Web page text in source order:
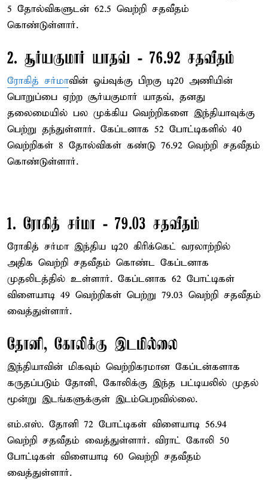
5 தோல்விகளுடன் 62.5 வெற்றி சதவீதம்
கொண்டுள்ளார்.
2. சூர்யகுமார் யாதவ் - 76.92 சதவீதம்
ரோகித் சர்மாவின் ஓய்வுக்கு பிறகு டி20 அணியின்
பொறுப்பை ஏற்ற சூர்யகுமார் யாதவ், தனது
தலைமையில் பல முக்கிய வெற்றிகளை இந்தியாவுக்கு
பெற்று தந்துள்ளார். கேப்டனாக 52 போட்டிகளில் 40
வெற்றிகள் 8 தோல்விகள் கண்டு 76.92 வெற்றி சதவீதம்
கொண்டுள்ளார்.
1. ரோகித் சர்மா - 79.03 சதவீதம்
ரோகித் சர்மா இந்திய டி20 கிரிக்கெட் வரலாற்றில்
அதிக வெற்றி சதவீதம் கொண்ட கேப்டனாக
முதலிடத்தில் உள்ளார். கேப்டனாக 62 போட்டிகள்
விளையாடி 49 வெற்றிகள் பெற்று 79.03 வெற்றி சதவீதம்
வைத்துள்ளார்.
தோனி, கோலிக்கு இடமில்லை
இந்தியாவின் மிகவும் வெற்றிகரமான கேப்டன்களாக
கருதப்படும் தோனி, கோலிக்கு இந்த பட்டியலில் முதல்
மூன்று இடங்களுக்குள் இடம்பெறவில்லை.
எம்.எஸ். தோனி 72 போட்டிகள் விளையாடி 56.94
வெற்றி சதவீதம் வைத்துள்ளார். விராட் கோலி 50
போட்டிகள் விளையாடி 60 வெற்றி சதவீதம்
வைத்துள்ளார்.